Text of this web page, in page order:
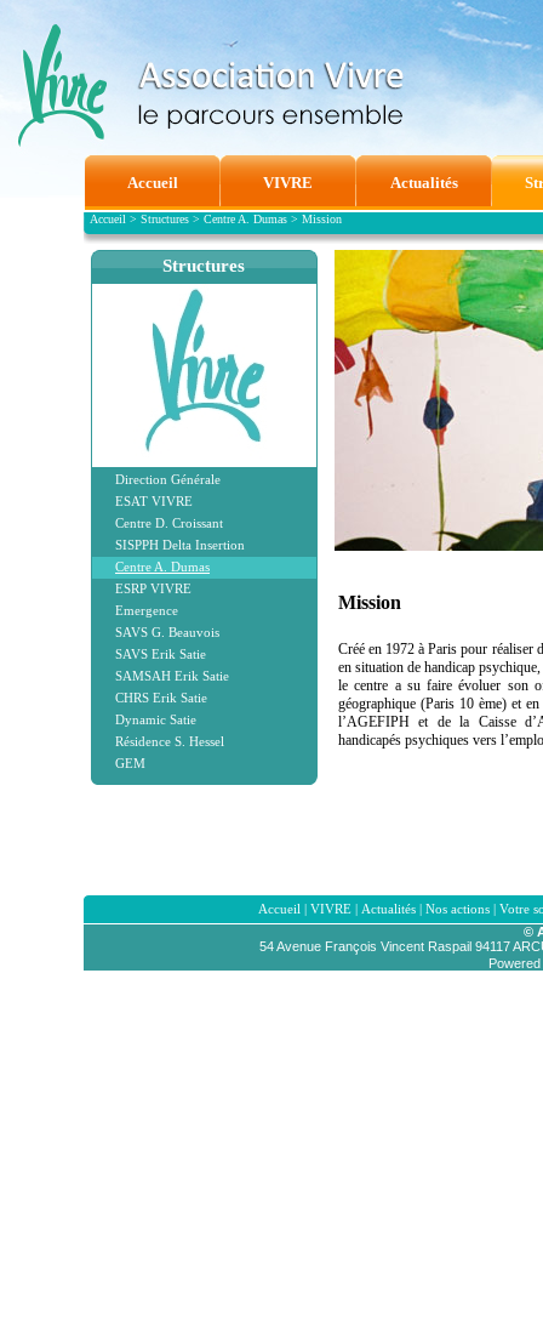
Accueil VIVRE Actualités
Accueil >Structures >Centre A. Dumas >Mission
Structures
Direction Générale
ESAT VIVRE
Centre D. Croissant
SISPPH Delta Insertion
Centre A. Dumas
ESRP VIVRE
Emergence
SAVS G. Beauvois
SAVS Erik Satie
SAMSAH Erik Satie
CHRS Erik Satie
Dynamic Satie
Résidence S. Hessel
GEM
Mission
Créé en 1972 à Paris pour réaliser
en situation de handicap psychique,
le centre a su faire évoluer son
géographique (Paris 10 ème) et
l’AGEFIPH et de la Caisse
handicapés psychiques vers
Accueil |VIVRE | Actualités |Nos actions |Votre
©
54 Avenue François Vincent Raspail 94117